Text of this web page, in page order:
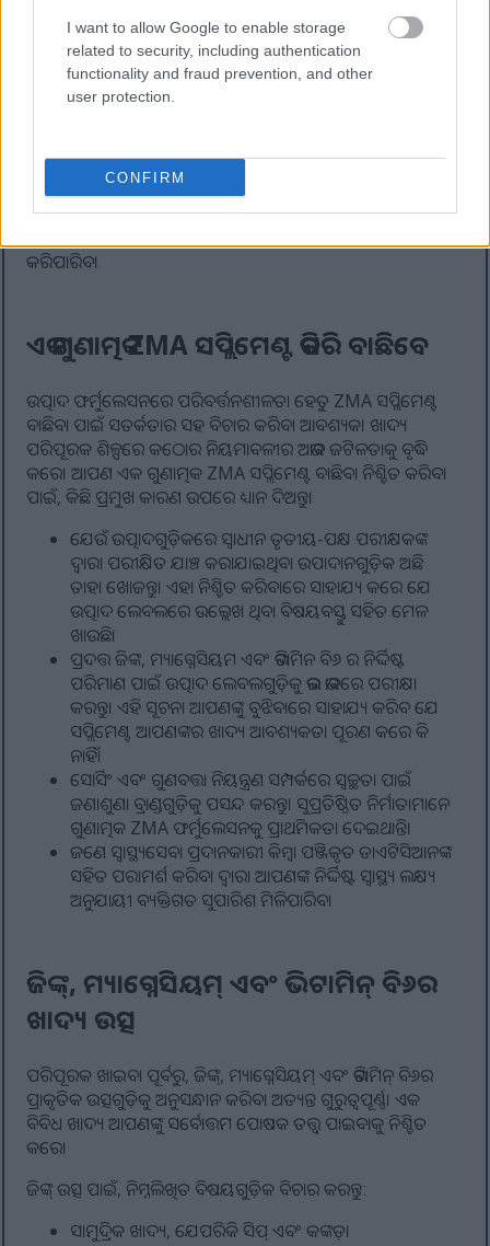
I want to allow Google to enable storage
related to security, including authentication
functionality and fraud prevention, and other
user protection.
CONFIRM
ମ୍ୟାଗ୍ନେସିୟମ୍ ବିଷାକ୍ତତା ଯୋଗୁଁ ପେଟ ଯନ୍ତ୍ରଣା ଏବଂ ଡାଇରିଆ ଭଳି
ସମସ୍ୟା ହୋଇପାରେ। ଏହି ସମସ୍ୟାଗୁଡ଼ିକୁ ଏଡାଇବା ପାଇଁ
ମ୍ୟାଗ୍ନେସିୟମ୍ ସ୍ତର ଉପରେ ନଜର ରଖିବା ଅତ୍ୟନ୍ତ ଗୁରୁତ୍ୱପୂର୍ଣ୍ଣ। ଭିଟାମିନ୍
B6 ଲାଭଦାୟକ ହେଲେ ମଧ୍ୟ, ଅତ୍ୟଧିକ ସେବନ ସ୍ନାୟୁ କ୍ଷତି କରିପାରେ,
ZMA ସପ୍ଲିମେଣ୍ଟ ଆରମ୍ଭ କରିବା ପୂର୍ବରୁ, ସ୍ୱାସ୍ଥ୍ୟସେବା ପ୍ରଦାନକାରୀଙ୍କ
ସହ ପରାମର୍ଶ କରିବା ବୁଦ୍ଧିମାନର କାମ, ଯଦି ଆପଣ ଔଷଧ ଖାଉଛନ୍ତି
କିମ୍ବା ସ୍ୱାସ୍ଥ୍ୟ ସମସ୍ୟା ଅଛି ତେବେ ଆହୁରି ଅଧିକ। ସତର୍କତା ଏବଂ ସୂଚନା
କରିପାରିବ।
ଏକ ଗୁଣାତ୍ମକ ZMA ସପ୍ଲିମେଣ୍ଟ କିପରି ବାଛିବେ
ଉତ୍ପାଦ ଫର୍ମୁଲେସନରେ ପରିବର୍ତ୍ତନଶୀଳତା ହେତୁ ZMA ସପ୍ଲିମେଣ୍ଟ
ବାଛିବା ପାଇଁ ସତର୍କତାର ସହ ବିଚାର କରିବା ଆବଶ୍ୟକ। ଖାଦ୍ୟ
ପରିପୂରକ ଶିଳ୍ପରେ କଠୋର ନିୟମାବଳୀର ଅଭାବ ଜଟିଳତାକୁ ବୃଦ୍ଧି
କରେ। ଆପଣ ଏକ ଗୁଣାତ୍ମକ ZMA ସପ୍ଲିମେଣ୍ଟ ବାଛିବା ନିଶ୍ଚିତ କରିବା
ପାଇଁ, କିଛି ପ୍ରମୁଖ କାରଣ ଉପରେ ଧ୍ୟାନ ଦିଅନ୍ତୁ।
ଯେଉଁ ଉତ୍ପାଦଗୁଡ଼ିକରେ ସ୍ୱାଧୀନ ତୃତୀୟ-ପକ୍ଷ ପରୀକ୍ଷକଙ୍କ
ଦ୍ୱାରା ପରୀକ୍ଷିତ ଯାଞ୍ଚ କରାଯାଇଥିବା ଉପାଦାନଗୁଡ଼ିକ ଅଛି
ତାହା ଖୋଜନ୍ତୁ। ଏହା ନିଶ୍ଚିତ କରିବାରେ ସାହାଯ୍ୟ କରେ ଯେ
ଉତ୍ପାଦ ଲେବଲରେ ଉଲ୍ଲେଖ ଥିବା ବିଷୟବସ୍ତୁ ସହିତ ମେଳ
ଖାଉଛି।
ପ୍ରଦତ୍ତ ଜିଙ୍କ, ମ୍ୟାଗ୍ନେସିୟମ ଏବଂ ଭିଟାମିନ ବି୬ ର ନିର୍ଦ୍ଦିଷ୍ଟ
ପରିମାଣ ପାଇଁ ଉତ୍ପାଦ ଲେବଲଗୁଡ଼ିକୁ ଭଲ ଭାବରେ ପରୀକ୍ଷା
କରନ୍ତୁ। ଏହି ସୂଚନା ଆପଣଙ୍କୁ ବୁଝିବାରେ ସାହାଯ୍ୟ କରିବ ଯେ
ସପ୍ଲିମେଣ୍ଟ ଆପଣଙ୍କର ଖାଦ୍ୟ ଆବଶ୍ୟକତା ପୂରଣ କରେ କି
ନାହିଁ।
ସୋର୍ସିଂ ଏବଂ ଗୁଣବତ୍ତା ନିୟନ୍ତ୍ରଣ ସମ୍ପର୍କରେ ସ୍ୱଚ୍ଛତା ପାଇଁ
ଜଣାଶୁଣା ବ୍ରାଣ୍ଡଗୁଡ଼ିକୁ ପସନ୍ଦ କରନ୍ତୁ। ସୁପ୍ରତିଷ୍ଠିତ ନିର୍ମାତାମାନେ
ଗୁଣାତ୍ମକ ZMA ଫର୍ମୁଲେସନକୁ ପ୍ରାଥମିକତା ଦେଇଥାନ୍ତି।
ଜଣେ ସ୍ୱାସ୍ଥ୍ୟସେବା ପ୍ରଦାନକାରୀ କିମ୍ବା ପଞ୍ଜିକୃତ ଡାଏଟିସିଆନଙ୍କ
ସହିତ ପରାମର୍ଶ କରିବା ଦ୍ଵାରା ଆପଣଙ୍କ ନିର୍ଦ୍ଦିଷ୍ଟ ସ୍ୱାସ୍ଥ୍ୟ ଲକ୍ଷ୍ୟ
ଅନୁଯାୟୀ ବ୍ୟକ୍ତିଗତ ସୁପାରିଶ ମିଳିପାରିବ।
ଜିଙ୍କ୍, ମ୍ୟାଗ୍ନେସିୟମ୍ ଏବଂ ଭିଟାମିନ୍ ବି୬ର
ଖାଦ୍ୟ ଉତ୍ସ
ପରିପୂରକ ଖାଇବା ପୂର୍ବରୁ, ଜିଙ୍କ୍, ମ୍ୟାଗ୍ନେସିୟମ୍ ଏବଂ ଭିଟାମିନ୍ ବି୬ର
ପ୍ରାକୃତିକ ଉତ୍ସଗୁଡ଼ିକୁ ଅନୁସନ୍ଧାନ କରିବା ଅତ୍ୟନ୍ତ ଗୁରୁତ୍ୱପୂର୍ଣ୍ଣ। ଏକ
ବିବିଧ ଖାଦ୍ୟ ଆପଣଙ୍କୁ ସର୍ବୋତ୍ତମ ପୋଷକ ତତ୍ତ୍ୱ ପାଇବାକୁ ନିଶ୍ଚିତ
କରେ।
ଜିଙ୍କ୍ ଉତ୍ସ ପାଇଁ, ନିମ୍ନଲିଖିତ ବିଷୟଗୁଡ଼ିକ ବିଚାର କରନ୍ତୁ:
ସାମୁଦ୍ରିକ ଖାଦ୍ୟ, ଯେପରିକି ସିପ୍ ଏବଂ କଙ୍କଡ଼ା